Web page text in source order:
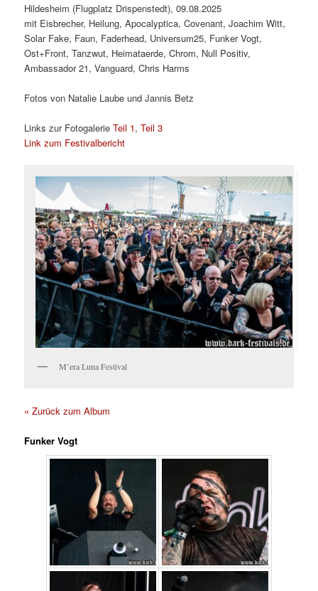
Hildesheim (Flugplatz Drispenstedt), 09.08.2025
mit Eisbrecher, Heilung, Apocalyptica, Covenant, Joachim Witt,
Solar Fake, Faun, Faderhead, Universum25, Funker Vogt,
Ost+Front, Tanzwut, Heimataerde, Chrom, Null Positiv,
Ambassador 21, Vanguard, Chris Harms
Fotos von Natalie Laube und Jannis Betz
Links zur FotogalerieTeil 1,Teil 3
Link zum Festivalbericht
M’era Luna Festival
« Zurück zum Album
Funker Vogt